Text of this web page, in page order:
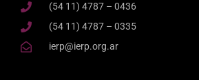
(54 11) 4787 – 0436
(54 11) 4787 – 0335
ierp@ierp.org.ar